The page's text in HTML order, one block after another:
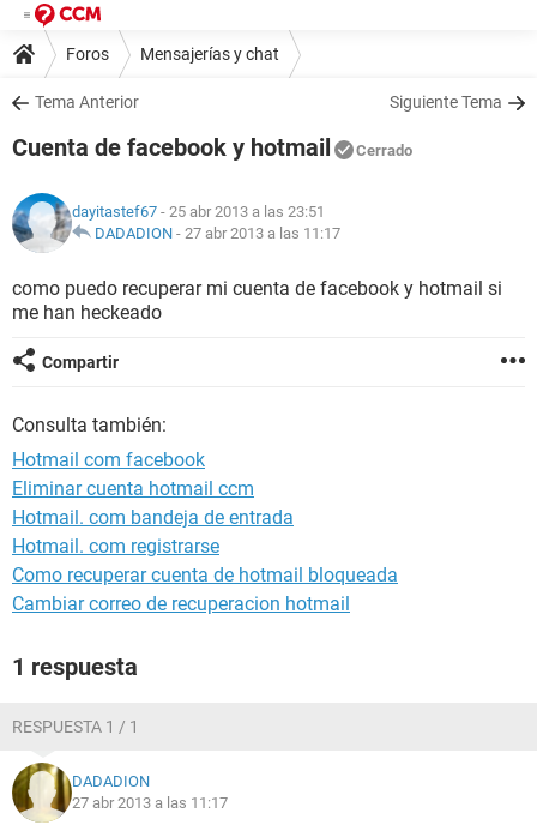
Foros Mensajerías y chat
Tema Anterior Siguiente Tema
Cuenta de facebook y hotmail Cerrado
dayitastef67 - 25 abr 2013 a las 23:51
DADADION - 27 abr 2013 a las 11:17
como puedo recuperar mi cuenta de facebook y hotmail si
me han heckeado
Compartir
Consulta también:
Hotmail com facebook
Eliminar cuenta hotmail ccm
Hotmail. com bandeja de entrada
Hotmail. com registrarse
Como recuperar cuenta de hotmail bloqueada
Cambiar correo de recuperacion hotmail
1 respuesta
RESPUESTA 1 / 1
DADADION
27 abr 2013 a las 11:17